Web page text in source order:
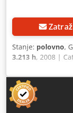
Stanje: polovno,
3.213 h, 2008 |
asfaltiranje |
Dostava
transporta za
za 27.100 EUR ili
preuzimanja